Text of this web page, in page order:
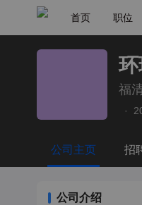
首页 职位
福
·
公司主页 招
公司介绍